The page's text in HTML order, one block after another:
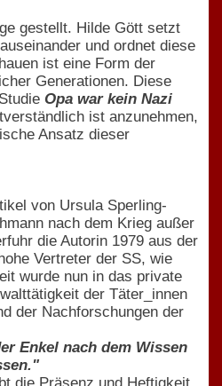
gestellt. Hilde Gött setzt
und ordnet diese
ist eine Form der
Generationen. Diese
Opa war kein Nazi
ist anzunehmen,
Ansatz dieser
von Ursula Sperling-
nach dem Krieg außer
die Autorin 1979 aus der
Vertreter der SS, wie
wurde nun in das private
der Täter_innen
der Nachforschungen der
Enkel nach dem Wissen